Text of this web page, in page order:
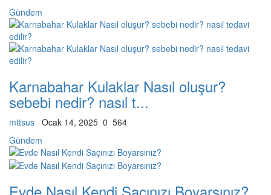
Gündem
Karnabahar Kulaklar Nasıl oluşur?
sebebi nedir? nasıl t...
mttsus Ocak 14, 2025 0 564
Gündem